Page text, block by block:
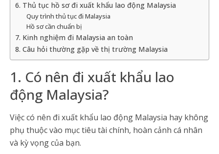
6. Thủ tục hồ sơ đi xuất khẩu lao động Malaysia
Quy trình thủ tục đi Malaysia
Hồ sơ cần chuẩn bị
7. Kinh nghiệm đi Malaysia an toàn
8. Câu hỏi thường gặp về thị trường Malaysia
1. Có nên đi xuất khẩu lao
động Malaysia?
Việc có nên đi xuất khẩu lao động Malaysia hay không
phụ thuộc vào mục tiêu tài chính, hoàn cảnh cá nhân
và kỳ vọng của bạn.